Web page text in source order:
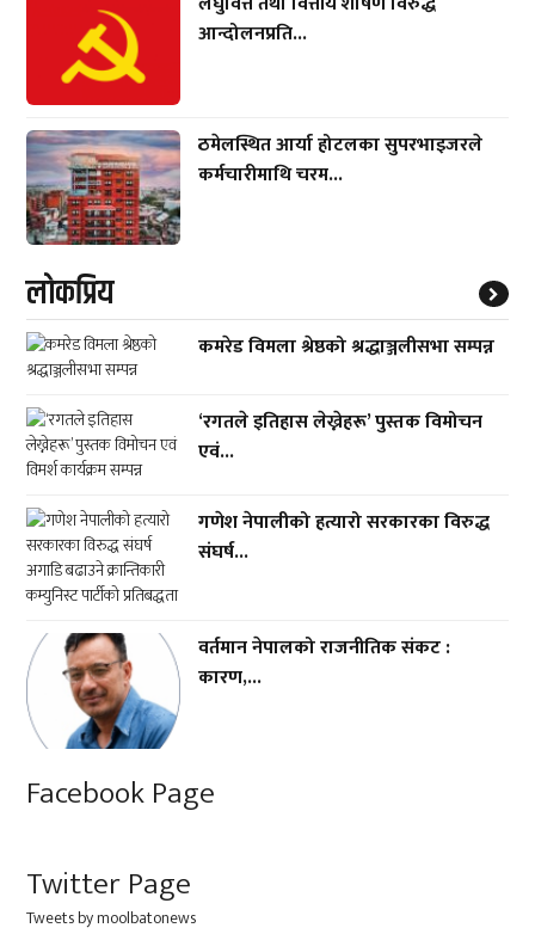
आन्दोलनप्रति...
ठमेलस्थित आर्या होटलका सुपरभाइजरले
कर्मचारीमाथि चरम...
लाेकप्रिय
कमरेड विमला श्रेष्ठको श्रद्धाञ्जलीसभा सम्पन्न
‘रगतले इतिहास लेख्नेहरू’ पुस्तक विमोचन
एवं...
गणेश नेपालीको हत्यारो सरकारका विरुद्ध
संघर्ष...
वर्तमान नेपालको राजनीतिक संकट :
कारण,...
Facebook Page
Twitter Page
Tweets by moolbatonews